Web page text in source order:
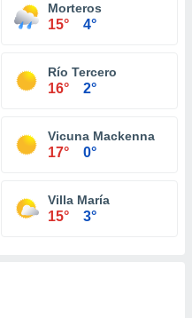
Morteros
15° 4°
Río Tercero
16° 2°
Vicuna Mackenna
17° 0°
Villa María
15° 3°